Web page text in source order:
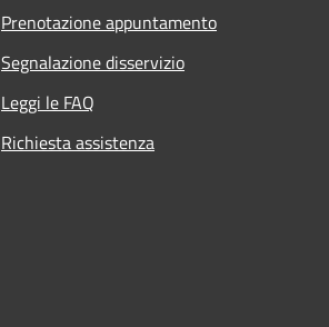
Prenotazione appuntamento
Segnalazione disservizio
Leggi le FAQ
Richiesta assistenza